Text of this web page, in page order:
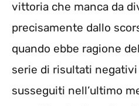
vittoria che manca da
precisamente dallo
quando ebbe ragione del
serie di risultati
susseguiti nell’ultimo